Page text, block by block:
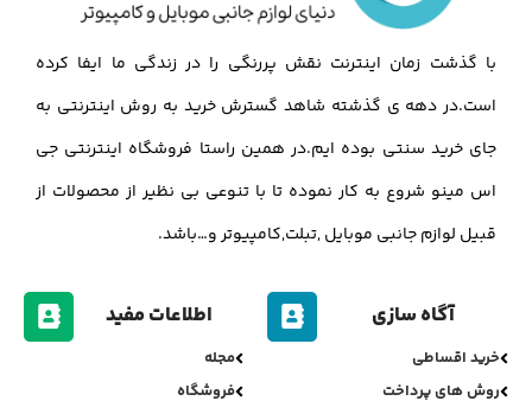
با گذشت زمان اینترنت نقش پررنگی را در زندگی ما ایفا کرده
است.در دهه ی گذشته شاهد گسترش خرید به روش اینترنتی به
جای خرید سنتی بوده ایم.در همین راستا فروشگاه اینترنتی جی
اس مینو شروع به کار نموده تا با تنوعی بی نظیر از محصولات از
قبیل لوازم جانبی موبایل ,تبلت,کامپیوتر و…باشد.
آگاه سازی
خرید اقساطی
روش های پرداخت
اطلاعات مفید
مجله
فروشگاه